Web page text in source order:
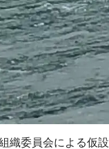
織委員会による仮